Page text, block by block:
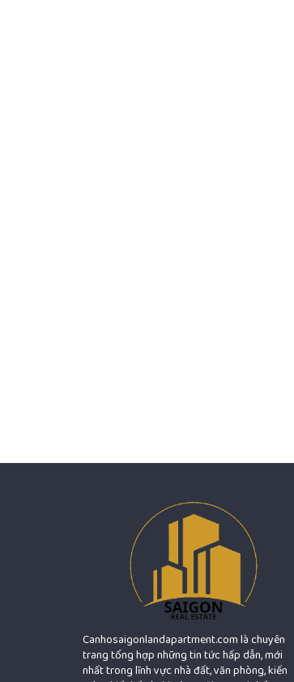
Canhosaigonlandapartment.com là chuyên
trang tổng hợp những tin tức hấp dẫn, mới
nhất trong lĩnh vực nhà đất, văn phòng, kiến